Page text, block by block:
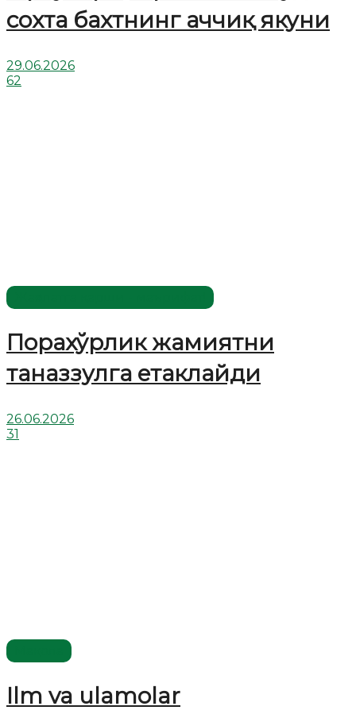
сохта бахтнинг аччиқ якуни
29.06.2026
62
Порахўрлик жамиятни
таназзулга етаклайди
26.06.2026
31
Ilm va ulamolar